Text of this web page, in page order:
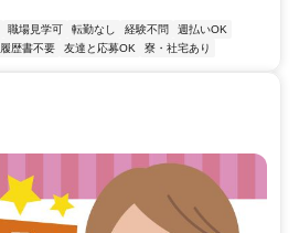
職場見学可 転勤なし 経験不問
週払いOK
履歴書不要 友達と応募OK 寮・社宅あり